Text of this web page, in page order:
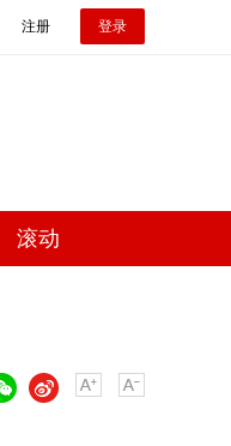
注册 登录
滚动